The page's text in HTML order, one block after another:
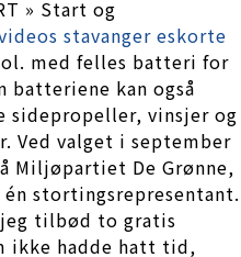
» Start og
stavanger eskorte
med felles batteri for
batteriene kan også
sidepropeller, vinsjer og
Ved valget i september
Miljøpartiet De Grønne,
stortingsrepresentant.
jeg tilbød to gratis
ikke hadde hatt tid,